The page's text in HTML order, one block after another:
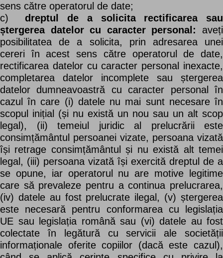
sens către operatorul de date;
c)dreptul de a solicita rectificarea sau
ștergerea datelor cu caracter personal:
aveți
posibilitatea de a solicita, prin adresarea unei
cereri în acest sens către operatorul de date,
rectificarea datelor cu caracter personal inexacte,
completarea datelor incomplete sau ștergerea
datelor dumneavoastră cu caracter personal în
cazul în care (i) datele nu mai sunt necesare în
scopul inițial (și nu există un nou sau un alt scop
legal), (ii) temeiul juridic al prelucrării este
consimțământul persoanei vizate, persoana vizată
își retrage consimțământul și nu există alt temei
legal, (iii) persoana vizată își exercită dreptul de a
se opune, iar operatorul nu are motive legitime
care să prevaleze pentru a continua prelucrarea,
(iv) datele au fost prelucrate ilegal, (v) ștergerea
este necesară pentru conformarea cu legislația
UE sau legislația română sau (vi) datele au fost
colectate în legătură cu servicii ale societății
informaționale oferite copiilor (dacă este cazul),